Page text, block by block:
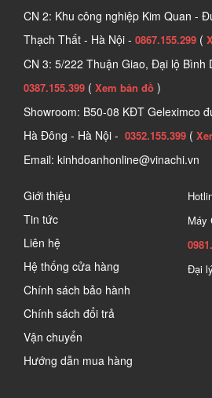
CN 2: Khu công nghiệp Kim Quan -
Thạch Thất - Hà Nội - 0867.155.299 (
CN 3: 5/222 Thuận Giao, Đại lộ Bình
0387.155.399 ( Xem bản đồ )
Showroom: B50-08 KĐT Geleximco
Hà Đông - Hà Nội - 0352.155.399 (
Email: kinhdoanhonline@vinachi.vn
Giới thiệu
Tin tức
Liên hệ
Hệ thống cửa hàng
Chính sách bảo hành
Chính sách đổi trả
Vận chuyển
Hướng dẫn mua hàng
Máy
Đại